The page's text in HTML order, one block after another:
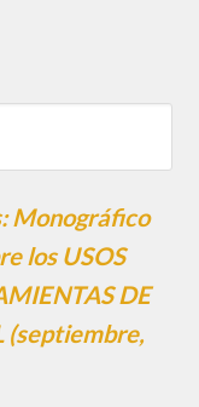
Monográfico
los USOS
DE
(septiembre,